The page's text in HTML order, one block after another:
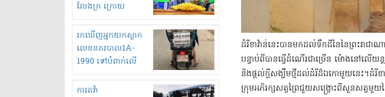
លែងក្រ ក្រោយ
ឆ្នាំ២០៣០
រកឃើញអ្នកយកស្លាក
លេខនគរបាល1A-
1990 ទៅបំពាក់លើ
ម៉ូតូរបស់ខ្លួន ដាកផ្លាក
រត់ឌុបហើយ
ការតវ៉ា
ដំរី​ខា​វ៉ាន់​នេះ​បាន​មកដល់​ទឹកដី​នៃ​នៃ​ព្រះរាជា
បន្ទាប់ពី​បានធ្វើ​ដំណើរ​ជាច្រើន ម៉ោង​នៅលើ​យន្
និង​ផ្តល់​ក្តីសង្ឃឹម​ថ្មី​ដល់​ដំរី​ដ៏​ឯកោ​មួយ​នេះ​។​​ដំរី​ខ
ក្រុម​អភិរក្ស​សត្វព្រៃ​ជួយសង្គ្រោះ​ពី​សួនសត្វ​មួយ​